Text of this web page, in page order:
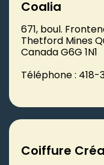
Coalia
671, boul.
Thetford Mines
Canada G6G 1N1
Téléphone : 418-
Coiffure